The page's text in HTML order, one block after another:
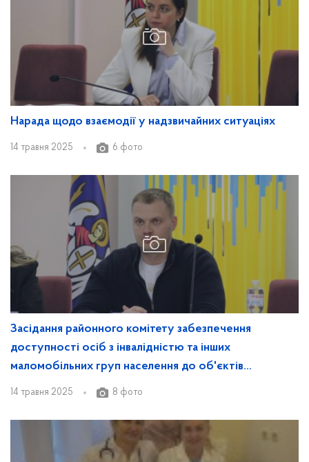
Нарада щодо взаємодії у надзвичайних ситуаціях
14 травня 2025 6 фото
Засідання районного комітету забезпечення
доступності осіб з інвалідністю та інших
маломобільних груп населення до об'єктів
соціальної та інженерно-транспортної
14 травня 2025 8 фото